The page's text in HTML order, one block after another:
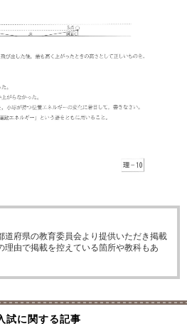
道府県の教育委員会より提供いただき掲載
理由で掲載を控えている箇所や教科もあ
試に関する記事